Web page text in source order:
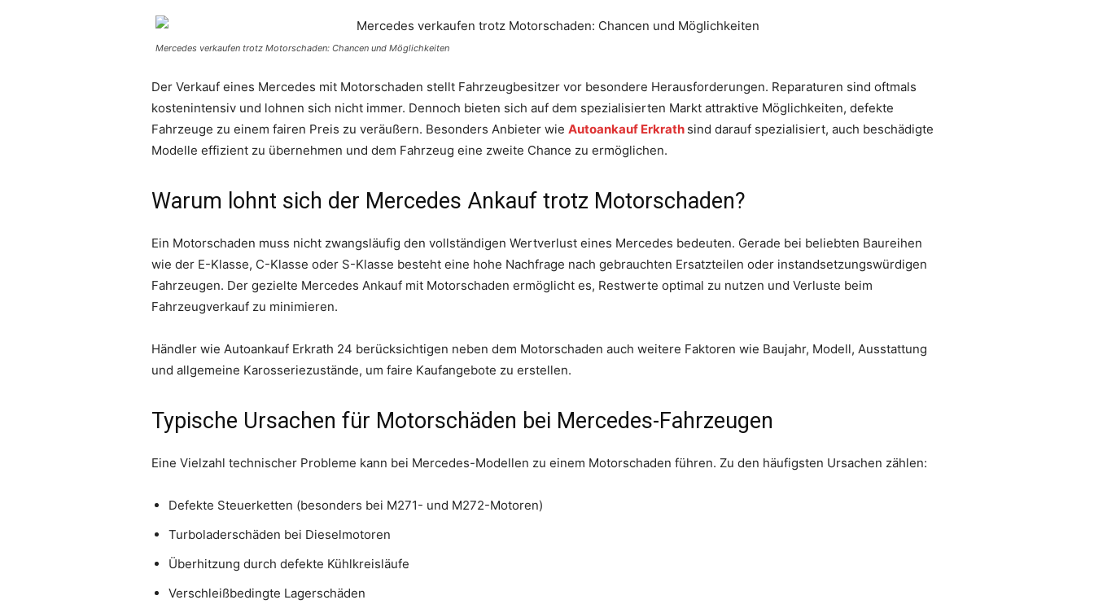
Mercedes verkaufen trotz Motorschaden: Chancen und Möglichkeiten
Der Verkauf eines Mercedes mit Motorschaden stellt Fahrzeugbesitzer vor besondere Herausforderungen. Reparaturen sind oftmals
kostenintensiv und lohnen sich nicht immer. Dennoch bieten sich auf dem spezialisierten Markt attraktive Möglichkeiten, defekte
Fahrzeuge zu einem fairen Preis zu veräußern. Besonders Anbieter wie Autoankauf Erkrath sind darauf spezialisiert, auch beschädigte
Modelle effizient zu übernehmen und dem Fahrzeug eine zweite Chance zu ermöglichen.
Warum lohnt sich der Mercedes Ankauf trotz Motorschaden?
Ein Motorschaden muss nicht zwangsläufig den vollständigen Wertverlust eines Mercedes bedeuten. Gerade bei beliebten Baureihen
wie der E-Klasse, C-Klasse oder S-Klasse besteht eine hohe Nachfrage nach gebrauchten Ersatzteilen oder instandsetzungswürdigen
Fahrzeugen. Der gezielte Mercedes Ankauf mit Motorschaden ermöglicht es, Restwerte optimal zu nutzen und Verluste beim
Fahrzeugverkauf zu minimieren.
Händler wie Autoankauf Erkrath 24 berücksichtigen neben dem Motorschaden auch weitere Faktoren wie Baujahr, Modell, Ausstattung
und allgemeine Karosseriezustände, um faire Kaufangebote zu erstellen.
Typische Ursachen für Motorschäden bei Mercedes-Fahrzeugen
Eine Vielzahl technischer Probleme kann bei Mercedes-Modellen zu einem Motorschaden führen. Zu den häufigsten Ursachen zählen:
Defekte Steuerketten (besonders bei M271- und M272-Motoren)
Turboladerschäden bei Dieselmotoren
Überhitzung durch defekte Kühlkreisläufe
Verschleißbedingte Lagerschäden